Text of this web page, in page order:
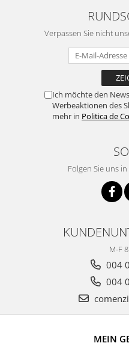
Verpassen Sie nicht
Ich möchte den
Werbeaktionen des
mehr in Politica de
Folgen Sie uns
M-F
004
004
MEIN